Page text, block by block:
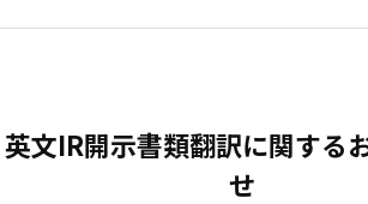
英文IR開示書類翻訳に関する
せ